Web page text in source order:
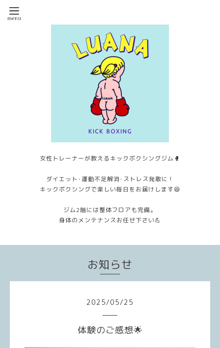
女性トレーナーが教えるキックボクシングジム🥊
ダイエット･運動不足解消･ストレス発散に！
キックボクシングで楽しい毎日をお届けします😆
ジム2階には整体フロアも完備。
身体のメンテナンスお任せ下さい💪
お知らせ
2025/05/25
体験のご感想🌟